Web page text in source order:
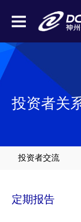
投资者关
投资者交流
定期报告